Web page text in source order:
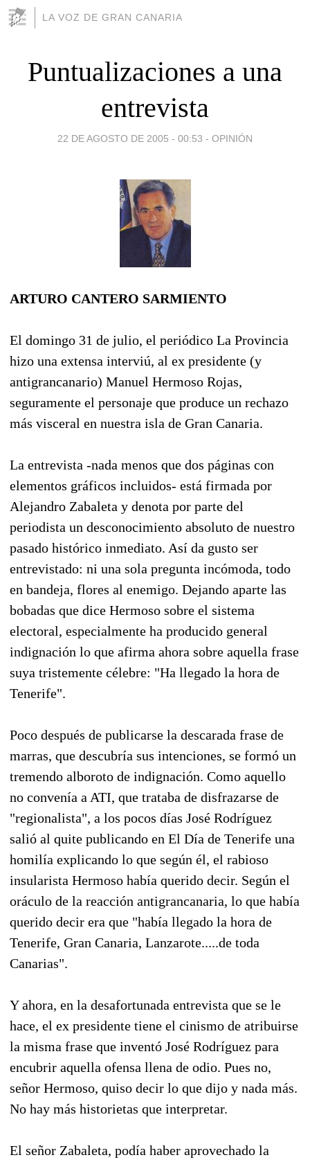
LA VOZ DE GRAN CANARIA
Puntualizaciones a una
entrevista
22 DE AGOSTO DE 2005 - 00:53 - OPINIÓN
ARTURO CANTERO SARMIENTO
El domingo 31 de julio, el periódico La Provincia
hizo una extensa interviú, al ex presidente (y
antigrancanario) Manuel Hermoso Rojas,
seguramente el personaje que produce un rechazo
más visceral en nuestra isla de Gran Canaria.
La entrevista -nada menos que dos páginas con
elementos gráficos incluidos- está firmada por
Alejandro Zabaleta y denota por parte del
periodista un desconocimiento absoluto de nuestro
pasado histórico inmediato. Así da gusto ser
entrevistado: ni una sola pregunta incómoda, todo
en bandeja, flores al enemigo. Dejando aparte las
bobadas que dice Hermoso sobre el sistema
electoral, especialmente ha producido general
indignación lo que afirma ahora sobre aquella frase
suya tristemente célebre: "Ha llegado la hora de
Tenerife".
Poco después de publicarse la descarada frase de
marras, que descubría sus intenciones, se formó un
tremendo alboroto de indignación. Como aquello
no convenía a ATI, que trataba de disfrazarse de
"regionalista", a los pocos días José Rodríguez
salió al quite publicando en El Día de Tenerife una
homilía explicando lo que según él, el rabioso
insularista Hermoso había querido decir. Según el
oráculo de la reacción antigrancanaria, lo que había
querido decir era que "había llegado la hora de
Tenerife, Gran Canaria, Lanzarote.....de toda
Canarias".
Y ahora, en la desafortunada entrevista que se le
hace, el ex presidente tiene el cinismo de atribuirse
la misma frase que inventó José Rodríguez para
encubrir aquella ofensa llena de odio. Pues no,
señor Hermoso, quiso decir lo que dijo y nada más.
No hay más historietas que interpretar.
El señor Zabaleta, podía haber aprovechado la